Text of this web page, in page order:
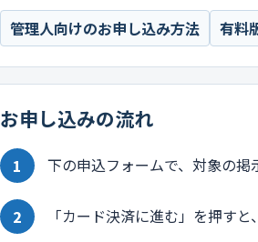
管理人向けのお申し込み方法
有料
お申し込みの流れ
下の申込フォームで、対象の掲
「カード決済に進む」を押す